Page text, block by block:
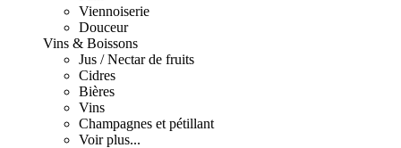
Viennoiserie
Douceur
Vins & Boissons
Jus / Nectar de fruits
Cidres
Bières
Vins
Champagnes et pétillant
Voir plus...